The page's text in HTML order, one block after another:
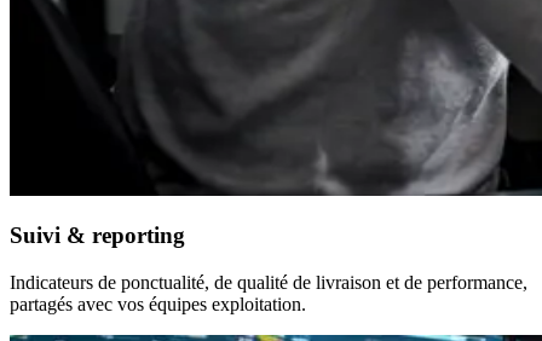
Suivi & reporting
Indicateurs de ponctualité, de qualité de livraison et de performance,
partagés avec vos équipes exploitation.